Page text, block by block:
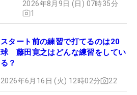
2026年8月9日 (日) 07時35分
1
スタート前の練習で打てるのは20
球 藤田寛之はどんな練習をしてい
る？
2026年6月16日 (火) 12時02分 22